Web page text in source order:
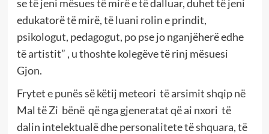
se të jeni mësues të mirë e të dalluar, duhet të jeni
edukatorë të mirë, të luani rolin e prindit,
psikologut, pedagogut, po pse jo nganjëherë edhe
të artistit” , u thoshte kolegëve të rinj mësuesi
Gjon.
Frytet e punës së këtij meteori të arsimit shqip në
Mal të Zi bënë që nga gjeneratat që ai nxori të
dalin intelektualë dhe personalitete të shquara, të